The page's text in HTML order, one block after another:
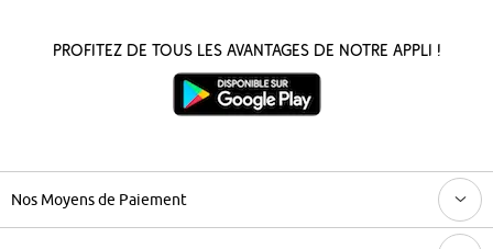
Profitez de tous les avantages de notre appli !
Nos Moyens de Paiement